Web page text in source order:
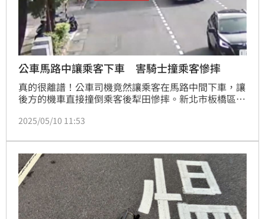
公車馬路中讓乘客下車 害騎士撞乘客慘摔
真的很離譜！公車司機竟然讓乘客在馬路中間下車，讓
後方的機車直接撞倒乘客後犁田慘摔。新北市板橋區文
人的車禍事故，1輛公車竟然停在馬路中間突然讓乘客
撞飛該名下車的女乘客，而機車騎士也因此連人帶車犁
田後慘摔，所幸2人經送醫後均無大礙。
2025/05/10 11:53